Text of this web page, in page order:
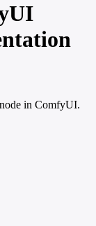
in ComfyUI.